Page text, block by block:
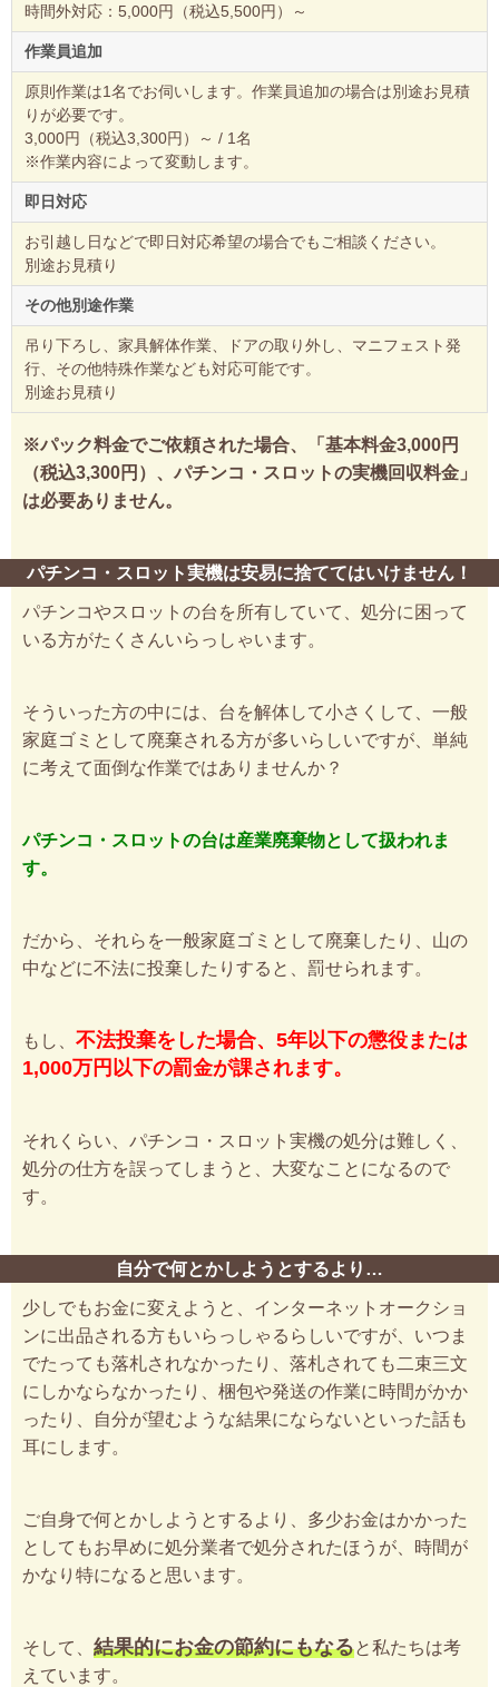
時間外対応：5,000円（税込5,500円）～
作業員追加
原則作業は1名でお伺いします。作業員追加の場合は別途お見積
りが必要です。
3,000円（税込3,300円）～ / 1名
※作業内容によって変動します。
即日対応
お引越し日などで即日対応希望の場合でもご相談ください。
別途お見積り
その他別途作業
吊り下ろし、家具解体作業、ドアの取り外し、マニフェスト発
行、その他特殊作業なども対応可能です。
別途お見積り
※パック料金でご依頼された場合、「基本料金3,000円
（税込3,300円）、パチンコ・スロットの実機回収料金」
は必要ありません。
パチンコ・スロット実機は安易に捨ててはいけません！
パチンコやスロットの台を所有していて、処分に困って
いる方がたくさんいらっしゃいます。
そういった方の中には、台を解体して小さくして、一般
家庭ゴミとして廃棄される方が多いらしいですが、単純
に考えて面倒な作業ではありませんか？
パチンコ・スロットの台は産業廃棄物として扱われま
す。
だから、それらを一般家庭ゴミとして廃棄したり、山の
中などに不法に投棄したりすると、罰せられます。
もし、 不法投棄をした場合、5年以下の懲役または
1,000万円以下の罰金が課されます。
それくらい、パチンコ・スロット実機の処分は難しく、
処分の仕方を誤ってしまうと、大変なことになるので
す。
自分で何とかしようとするより…
少しでもお金に変えようと、インターネットオークショ
ンに出品される方もいらっしゃるらしいですが、いつま
でたっても落札されなかったり、落札されても二束三文
にしかならなかったり、梱包や発送の作業に時間がかか
ったり、自分が望むような結果にならないといった話も
耳にします。
ご自身で何とかしようとするより、多少お金はかかった
としてもお早めに処分業者で処分されたほうが、時間が
かなり特になると思います。
そして、 結果的にお金の節約にもなると私たちは考
えています。